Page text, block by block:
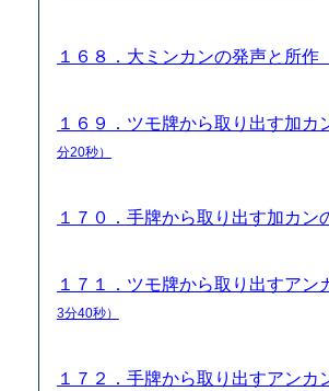
１６８．大ミンカンの発声と所作
１６９．ツモ牌から取り出す加
分20秒）
１７０．手牌から取り出す加カ
１７１．ツモ牌から取り出すア
3分40秒）
１７２．手牌から取り出すアン